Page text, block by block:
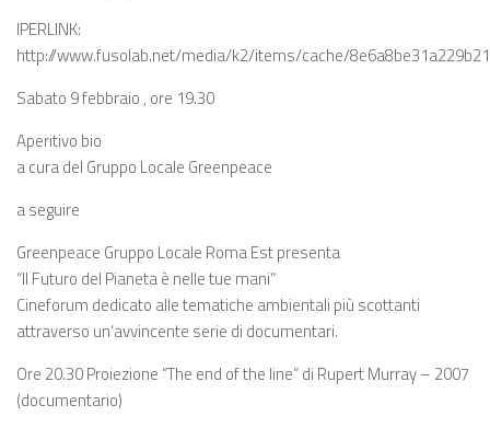
IPERLINK:
http://www.fusolab.net/media/k2/items/cache/
Sabato 9 febbraio , ore 19.30
Aperitivo bio
a cura del Gruppo Locale Greenpeace
a seguire
Greenpeace Gruppo Locale Roma Est presenta
“Il Futuro del Pianeta è nelle tue mani”
Cineforum dedicato alle tematiche ambientali più scottanti
attraverso un’avvincente serie di documentari.
Ore 20.30 Proiezione “The end of the line” di Rupert Murray – 2007
(documentario)